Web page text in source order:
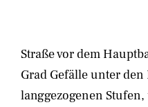
Straße vor dem
Grad Gefälle unter
langgezogenen